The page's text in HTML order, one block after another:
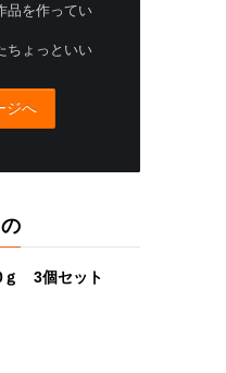
品を作ってい
ちょっといい
ジへ
3個セット